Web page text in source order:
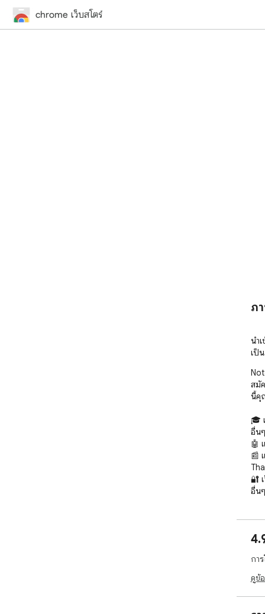
chrome เว็บสโตร์
ภ
นำ
เป็
สมั
นี้คุ
🎓
อื่นๆ
🤖
📰
🔐
อื่นๆ
· จั
🔥
กา
ดูข้